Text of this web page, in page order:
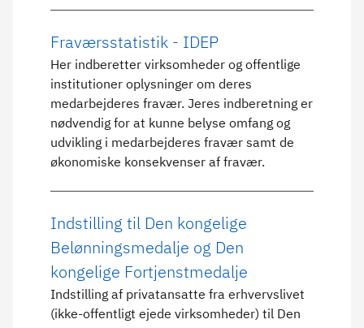
Fraværsstatistik - IDEP
Her indberetter virksomheder og offentlige
institutioner oplysninger om deres
medarbejderes fravær. Jeres indberetning er
nødvendig for at kunne belyse omfang og
udvikling i medarbejderes fravær samt de
økonomiske konsekvenser af fravær.
Indstilling til Den kongelige
Belønningsmedalje og Den
kongelige Fortjenstmedalje
Indstilling af privatansatte fra erhvervslivet
(ikke-offentligt ejede virksomheder) til Den